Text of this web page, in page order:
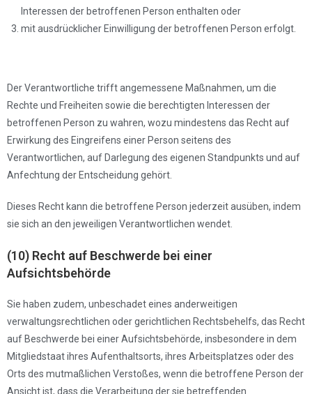
Interessen der betroffenen Person enthalten oder
mit ausdrücklicher Einwilligung der betroffenen Person erfolgt.
Der Verantwortliche trifft angemessene Maßnahmen, um die
Rechte und Freiheiten sowie die berechtigten Interessen der
betroffenen Person zu wahren, wozu mindestens das Recht auf
Erwirkung des Eingreifens einer Person seitens des
Verantwortlichen, auf Darlegung des eigenen Standpunkts und auf
Anfechtung der Entscheidung gehört.
Dieses Recht kann die betroffene Person jederzeit ausüben, indem
sie sich an den jeweiligen Verantwortlichen wendet.
(10) Recht auf Beschwerde bei einer
Aufsichtsbehörde
Sie haben zudem, unbeschadet eines anderweitigen
verwaltungsrechtlichen oder gerichtlichen Rechtsbehelfs, das Recht
auf Beschwerde bei einer Aufsichtsbehörde, insbesondere in dem
Mitgliedstaat ihres Aufenthaltsorts, ihres Arbeitsplatzes oder des
Orts des mutmaßlichen Verstoßes, wenn die betroffene Person der
Ansicht ist, dass die Verarbeitung der sie betreffenden